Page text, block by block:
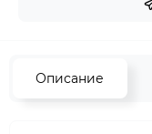
Описание